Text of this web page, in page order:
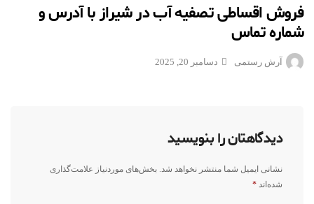
فروش اقساطی تصفیه آب در شیراز با آدرس و
شماره تماس
آرش رستمی دسامبر 20, 2025
دیدگاهتان را بنویسید
نشانی ایمیل شما منتشر نخواهد شد. بخش‌های موردنیاز علامت‌گذاری
شده‌اند *